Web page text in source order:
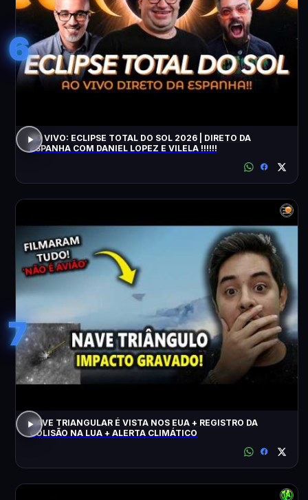
6
AO VIVO: ECLIPSE TOTAL DO SOL 2026 | DIRETO DA
ESPANHA COM DANIEL LOPEZ E VILELA !!!!!!
7
NAVE TRIANGULAR É VISTA NOS EUA + REGISTRO DA
COLISÃO NA LUA + ALERTA CLIMÁTICO